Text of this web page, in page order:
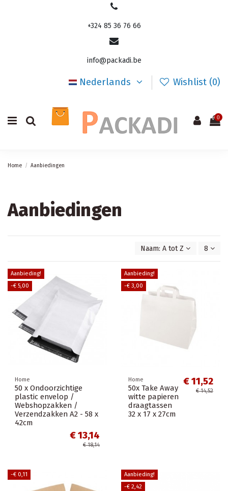
+324 85 36 76 66
info@packadi.be
Nederlands Wishlist (0)
0
Home Aanbiedingen
Aanbiedingen
Naam: A tot Z 8
Aanbieding!
-€ 5,00
Home
50 x Ondoorzichtige
plastic envelop /
Webshopzakken /
Verzendzakken A2 - 58 x
42cm
€ 13,14
€ 18,14
Aanbieding!
-€ 3,00
Home
50x Take Away
witte papieren
draagtassen
32 x 17 x 27cm
€ 11,52
€ 14,52
-€ 0,11
Aanbieding!
-€ 2,42